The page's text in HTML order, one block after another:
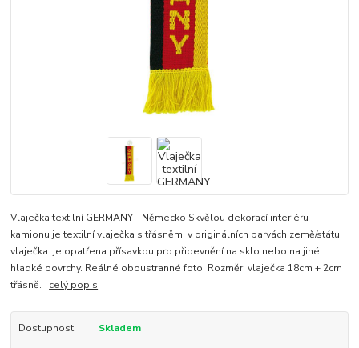
Vlaječka textilní GERMANY - Německo Skvělou dekorací interiéru
kamionu je textilní vlaječka s třásněmi v originálních barvách země/státu,
vlaječka je opatřena přísavkou pro připevnění na sklo nebo na jiné
hladké povrchy. Reálné oboustranné foto. Rozměr: vlaječka 18cm + 2cm
třásně. celý popis
Dostupnost Skladem